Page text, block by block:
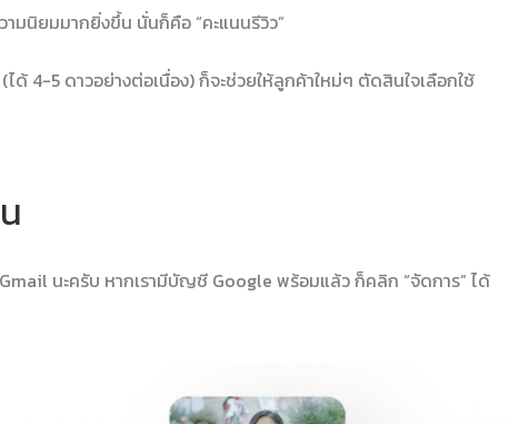
มนิยมมากยิ่งขึ้น นั่นก็คือ “คะแนนรีวิว”
4-5 ดาวอย่างต่อเนื่อง) ก็จะช่วยให้ลูกค้าใหม่ๆ ตัดสินใจเลือกใช้
นะครับ หากเรามีบัญชี Google พร้อมแล้ว ก็คลิก “จัดการ” ได้